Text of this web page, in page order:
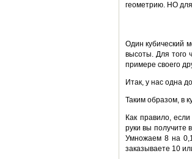
геометрию. НО
Один кубический
высоты. Для того
примере своего
Итак, у нас одна
Таким образом, в
Как правило,
руки вы получите
Умножаем 8 на
заказываете 10